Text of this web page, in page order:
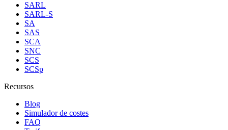
SARL
SARL-S
SA
SAS
SCA
SNC
SCS
SCSp
Recursos
Blog
Simulador de costes
FAQ